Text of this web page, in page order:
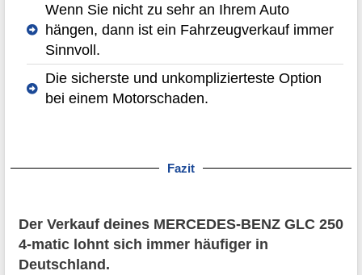
Wenn Sie nicht zu sehr an Ihrem Auto
hängen, dann ist ein Fahrzeugverkauf immer
Sinnvoll.
Die sicherste und unkomplizierteste Option
bei einem Motorschaden.
Fazit
Der Verkauf deines MERCEDES-BENZ GLC 250
4-matic lohnt sich immer häufiger in
Deutschland.